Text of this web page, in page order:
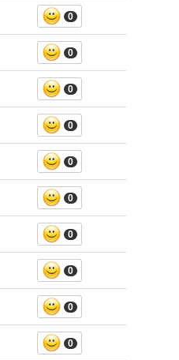
0
0
0
0
0
0
0
0
0
0